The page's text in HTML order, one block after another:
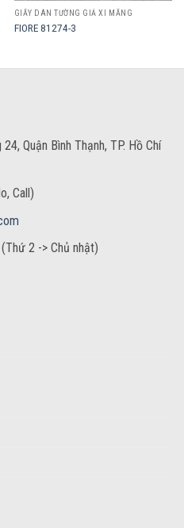
GIẤY DÁN TƯỜNG GIẢ XI MĂNG
FIORE 81274-3
Quận Bình Thạnh, TP. Hồ Chí
Call)
2 -> Chủ nhật)